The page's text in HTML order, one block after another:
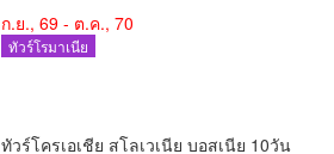
ก.ย., 69 - ต.ค., 70
ทัวร์โรมาเนีย
ทัวร์โครเอเชีย สโลเวเนีย บอสเนีย 10วัน